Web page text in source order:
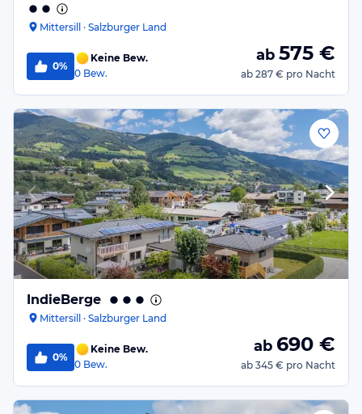
Mittersill · Salzburger Land
0%
Keine Bew.
0 Bew.
ab 575 €
ab 287 € pro Nacht
IndieBerge
Mittersill · Salzburger Land
0%
Keine Bew.
0 Bew.
ab 690 €
ab 345 € pro Nacht